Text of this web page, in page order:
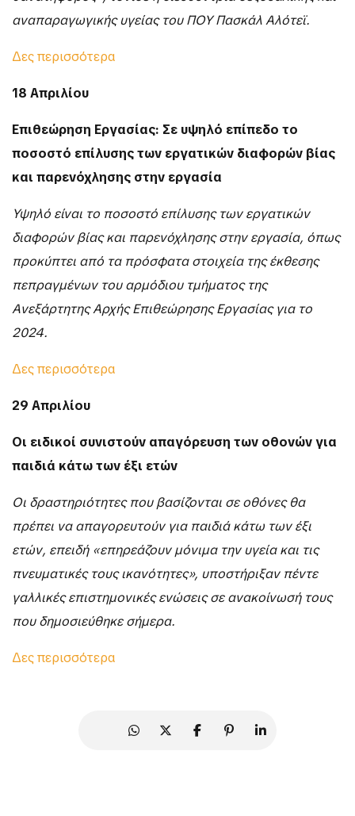
αναπαραγωγικής υγείας του ΠΟΥ Πασκάλ Αλότεϊ.
Δες περισσότερα
18 Απριλίου
Επιθεώρηση Εργασίας: Σε υψηλό επίπεδο το
ποσοστό επίλυσης των εργατικών διαφορών βίας
και παρενόχλησης στην εργασία
Υψηλό είναι το ποσοστό επίλυσης των εργατικών
διαφορών βίας και παρενόχλησης στην εργασία, όπως
προκύπτει από τα πρόσφατα στοιχεία της έκθεσης
πεπραγμένων του αρμόδιου τμήματος της
Ανεξάρτητης Αρχής Επιθεώρησης Εργασίας για το
2024.
Δες περισσότερα
29 Απριλίου
Οι ειδικοί συνιστούν απαγόρευση των οθονών για
παιδιά κάτω των έξι ετών
Οι δραστηριότητες που βασίζονται σε οθόνες θα
πρέπει να απαγορευτούν για παιδιά κάτω των έξι
ετών, επειδή «επηρεάζουν μόνιμα την υγεία και τις
πνευματικές τους ικανότητες», υποστήριξαν πέντε
γαλλικές επιστημονικές ενώσεις σε ανακοίνωσή τους
που δημοσιεύθηκε σήμερα.
Δες περισσότερα